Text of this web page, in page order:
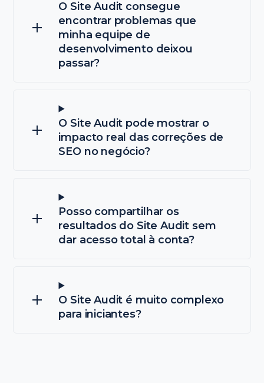
O Site Audit consegue
encontrar problemas que
minha equipe de
desenvolvimento deixou
passar?
O Site Audit pode mostrar o
impacto real das correções de
SEO no negócio?
Posso compartilhar os
resultados do Site Audit sem
dar acesso total à conta?
O Site Audit é muito complexo
para iniciantes?